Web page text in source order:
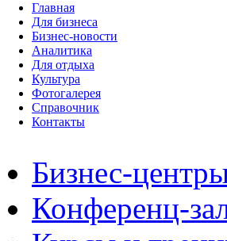
Главная
Для бизнеса
Бизнес-новости
Аналитика
Для отдыха
Культура
Фотогалерея
Справочник
Контакты
Бизнес-
Конференц-